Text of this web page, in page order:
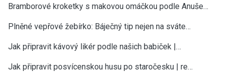
Bramborové kroketky s makovou omáčkou podle Anuše…
Plněné vepřové žebírko: Báječný tip nejen na sváte…
Jak připravit kávový likér podle našich babiček |…
Jak připravit posvícenskou husu po staročesku | re…